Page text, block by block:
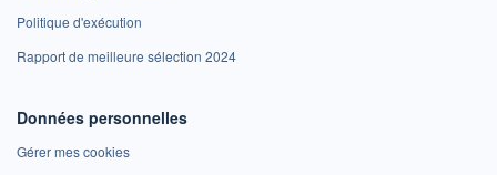
Politique d'exécution
Rapport de meilleure sélection 2024
Données personnelles
Gérer mes cookies